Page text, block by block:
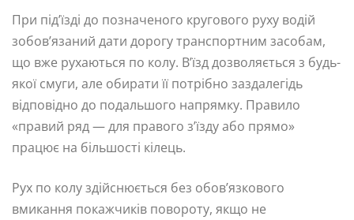
При під’їзді до позначеного кругового руху водій
зобов’язаний дати дорогу транспортним засобам,
що вже рухаються по колу. В’їзд дозволяється з будь-
якої смуги, але обирати її потрібно заздалегідь
відповідно до подальшого напрямку. Правило
«правий ряд — для правого з’їзду або прямо»
працює на більшості кілець.
Рух по колу здійснюється без обов’язкового
вмикання покажчиків повороту, якщо не